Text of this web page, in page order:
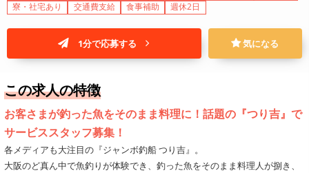
寮・社宅あり
交通費支給 食事補助 週休2日
1分で応募する 気になる
この求人の特徴
お客さまが釣った魚をそのまま料理に！話題の『つり吉』で
サービススタッフ募集！
各メディアも大注目の『ジャンボ釣船 つり吉』。
大阪のど真ん中で魚釣りが体験でき、釣った魚をそのまま料理人が捌き、